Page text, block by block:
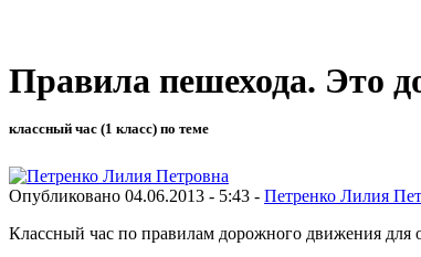
Правила пешехода. Это
классный час (1 класс) по теме
Опубликовано 04.06.2013 - 5:43 - Петренко Лилия
Классный час по правилам дорожного движения для